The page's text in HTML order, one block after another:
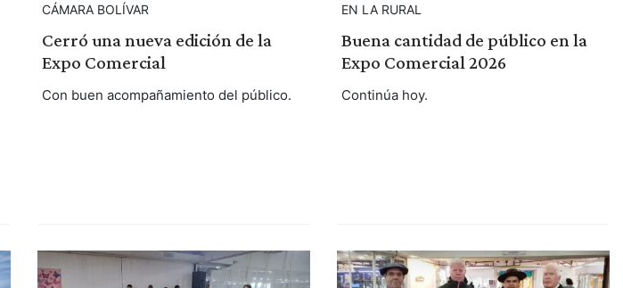
CÁMARA BOLÍVAR
Cerró una nueva edición de la
Expo Comercial
Con buen acompañamiento del público.
EN LA RURAL
Buena cantidad de público en la
Expo Comercial 2026
Continúa hoy.